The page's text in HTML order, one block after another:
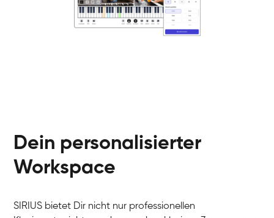
Klavier / Piano / Flügel
Klavier / Piano / Flügel
Dein personalisierter
Workspace
SIRIUS bietet Dir nicht nur professionellen